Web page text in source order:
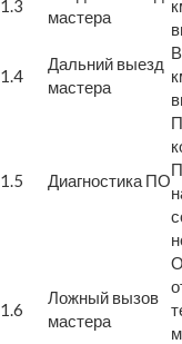
1.3
мастера
1.4
Дальний выезд
мастера
1.5 Диагностика ПО
1.6
Ложный вызов
мастера